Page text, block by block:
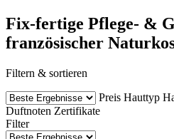
Fix-fertige Pflege- &
französischer
Filtern & sortieren
Preis Hauttyp
Duftnoten Zertifikate
Filter